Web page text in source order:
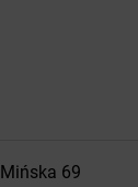
Mińska 69